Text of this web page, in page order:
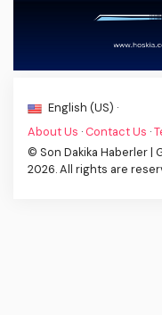
English (US) ·
About Us · Contact Us ·
© Son Dakika Haberler |
2026. All rights are